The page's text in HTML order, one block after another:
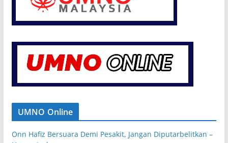
UMNO Online
Onn Hafiz Bersuara Demi Pesakit, Jangan Diputarbelitkan –